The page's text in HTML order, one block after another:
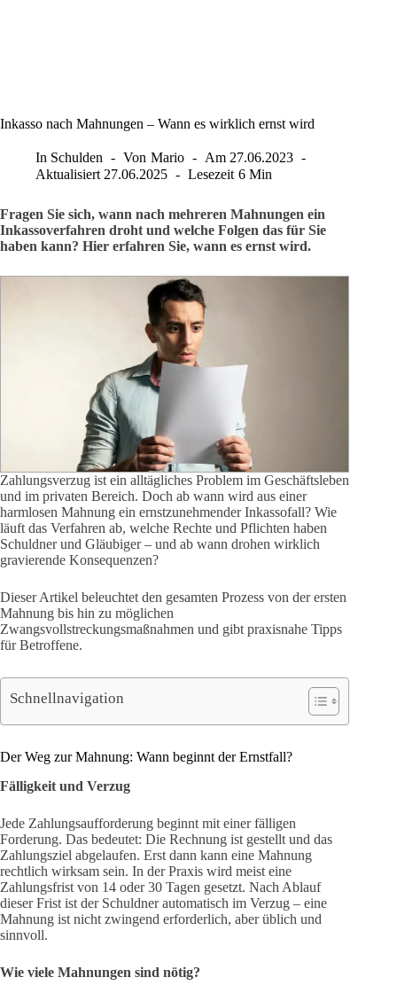
Inkasso nach Mahnungen – Wann es wirklich ernst wird
In Schulden Von Mario Am 27.06.2023
Aktualisiert 27.06.2025 Lesezeit 6 Min
Fragen Sie sich, wann nach mehreren Mahnungen ein
Inkassoverfahren droht und welche Folgen das für Sie
haben kann? Hier erfahren Sie, wann es ernst wird.
Zahlungsverzug ist ein alltägliches Problem im Geschäftsleben
und im privaten Bereich. Doch ab wann wird aus einer
harmlosen Mahnung ein ernstzunehmender Inkassofall? Wie
läuft das Verfahren ab, welche Rechte und Pflichten haben
Schuldner und Gläubiger – und ab wann drohen wirklich
gravierende Konsequenzen?
Dieser Artikel beleuchtet den gesamten Prozess von der ersten
Mahnung bis hin zu möglichen
Zwangsvollstreckungsmaßnahmen und gibt praxisnahe Tipps
für Betroffene.
Schnellnavigation
Der Weg zur Mahnung: Wann beginnt der Ernstfall?
Fälligkeit und Verzug
Jede Zahlungsaufforderung beginnt mit einer fälligen
Forderung. Das bedeutet: Die Rechnung ist gestellt und das
Zahlungsziel abgelaufen. Erst dann kann eine Mahnung
rechtlich wirksam sein. In der Praxis wird meist eine
Zahlungsfrist von 14 oder 30 Tagen gesetzt. Nach Ablauf
dieser Frist ist der Schuldner automatisch im Verzug – eine
Mahnung ist nicht zwingend erforderlich, aber üblich und
sinnvoll.
Wie viele Mahnungen sind nötig?